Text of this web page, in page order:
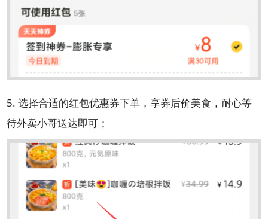
5. 选择合适的红包优惠券下单，享券后价美食，耐心等
待外卖小哥送达即可；